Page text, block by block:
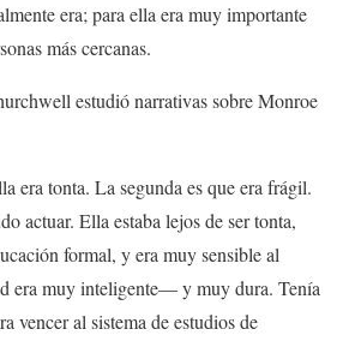
era; para ella era muy importante
más cercanas.
estudió narrativas sobre Monroe
era tonta. La segunda es que era frágil.
actuar. Ella estaba lejos de ser tonta,
formal, y era muy sensible al
era muy inteligente— y muy dura. Tenía
vencer al sistema de estudios de